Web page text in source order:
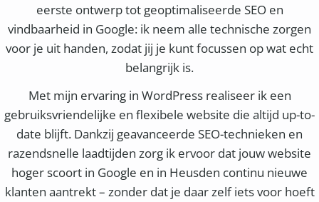
eerste ontwerp tot geoptimaliseerde SEO en
vindbaarheid in Google: ik neem alle technische zorgen
voor je uit handen, zodat jij je kunt focussen op wat echt
belangrijk is.
Met mijn ervaring in WordPress realiseer ik een
gebruiksvriendelijke en flexibele website die altijd up-to-
date blijft. Dankzij geavanceerde SEO-technieken en
razendsnelle laadtijden zorg ik ervoor dat jouw website
hoger scoort in Google en in Heusden continu nieuwe
klanten aantrekt – zonder dat je daar zelf iets voor hoeft